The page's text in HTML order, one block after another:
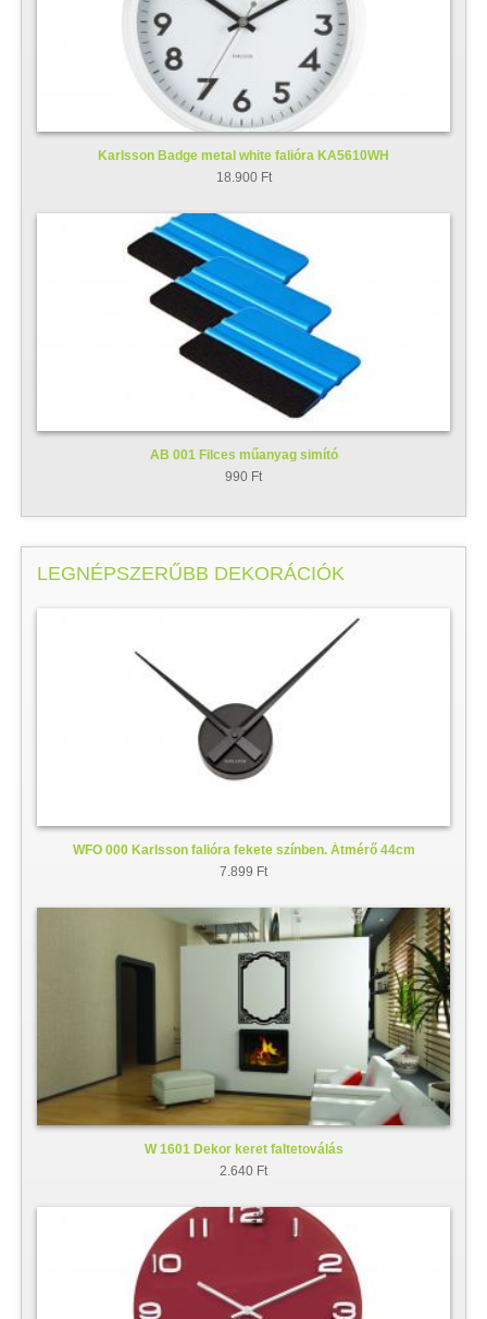
Karlsson Badge metal white falióra KA5610WH
18.900 Ft
AB 001 Filces műanyag simító
990 Ft
LEGNÉPSZERŰBB DEKORÁCIÓK
WFO 000 Karlsson falióra fekete színben. Átmérő 44cm
7.899 Ft
W 1601 Dekor keret faltetoválás
2.640 Ft